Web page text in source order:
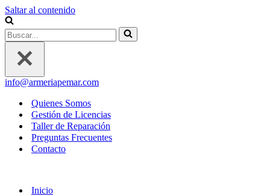
Saltar al contenido
Buscar...
info@armeriapemar.com
Quienes Somos
Gestión de Licencias
Taller de Reparación
Preguntas Frecuentes
Contacto
Inicio